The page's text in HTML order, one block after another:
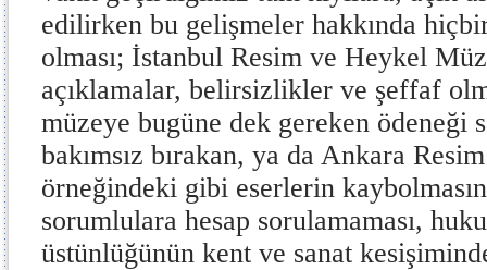
edilirken bu gelişmeler hakkında
olması; İstanbul Resim ve Heykel
açıklamalar, belirsizlikler ve şeffaf
müzeye bugüne dek gereken ödeneği
bakımsız bırakan, ya da Ankara
örneğindeki gibi eserlerin
sorumlulara hesap sorulamaması,
üstünlüğünün kent ve sanat